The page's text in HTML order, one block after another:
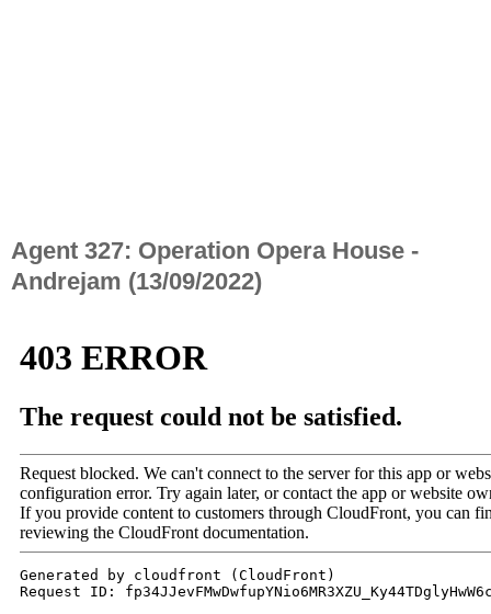
Agent 327: Operation Opera House -
Andrejam (13/09/2022)